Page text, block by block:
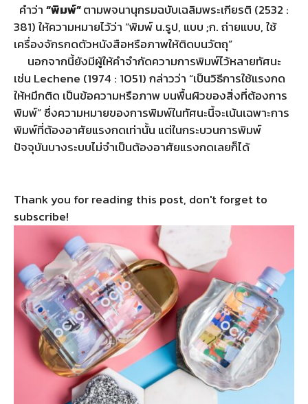
คำว่า“พิมพ์”ตามพจนานุกรมฉบับเฉลิมพระเกียรติ (2532 :
381) ให้ความหมายไว้ว่า “พิมพ์ น.รูป, แบบ ;ก. ถ่ายแบบ, ใช้
เครื่องจักรกดตัวหนังสือหรือภาพให้ติดบนวัตถุ”
นอกจากนี้ยังมีผู้ให้คำจำกัดความการพิมพ์ไว้หลายทัศนะ
เช่น Lechene (1974 : 1051) กล่าวว่า “เป็นวิธีการใช้แรงกด
ให้หมึกติด เป็นข้อความหรือภาพ บนพื้นผิวของสิ่งที่ต้องการ
พิมพ์” ซึ่งความหมายของการพิมพ์ในทัศนะนี้จะเน้นเฉพาะการ
พิมพ์ที่ต้องอาศัยแรงกดเท่านั้น แต่ในกระบวนการพิมพ์
ปัจจุบันบางระบบไม่จำเป็นต้องอาศัยแรงกดเลยก็ได้
Thank you for reading this post, don't forget to
subscribe!